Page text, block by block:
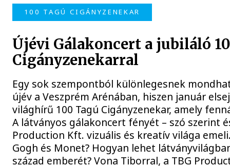
100 TAGÚ CIGÁNYZENEKAR
Újévi Gálakoncert a jubiláló
Cigányzenekarral
Egy sok szempontból különlegesnek
újév a Veszprém Arénában, hiszen január
világhírű 100 Tagú Cigányzenekar, amely
A látványos gálakoncert fényét – szó szerint
Production Kft. vizuális és kreatív világa
Gogh és Monet? Hogyan lehet
század emberét? Vona Tiborral, a TBG